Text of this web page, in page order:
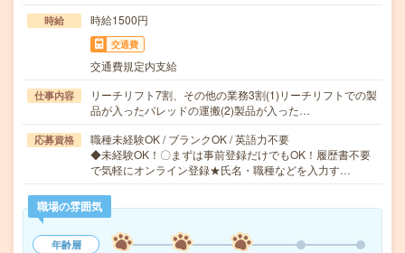
時給 時給1500円
交通費
交通費規定内支給
仕事内容
リーチリフト7割、その他の業務3割(1)リーチリフトでの製
品が入ったパレッドの運搬(2)製品が入った…
応募資格
職種未経験OK / ブランクOK / 英語力不要
◆未経験OK！〇まずは事前登録だけでもOK！履歴書不要
で気軽にオンライン登録★氏名・職種などを入力す…
職場の雰囲気
年齢層